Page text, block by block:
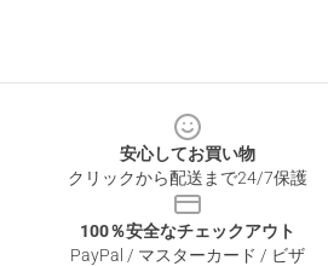
安心してお買い物
クリックから配送まで24/7保護
100％安全なチェックアウト
PayPal / マスターカード / ビザ